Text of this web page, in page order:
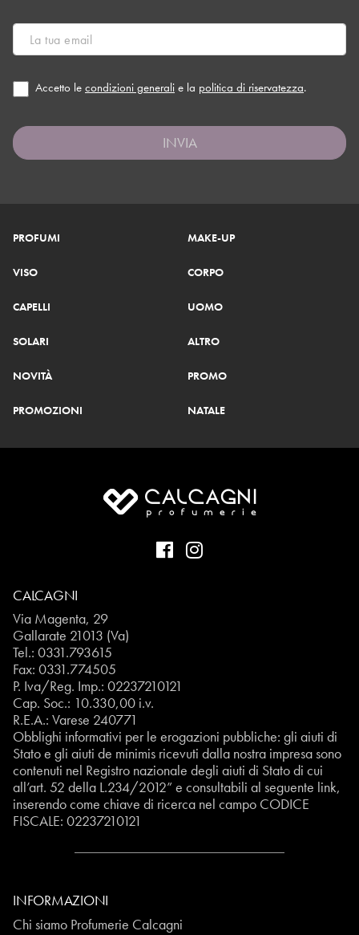
Accetto le condizioni generali e la politica di riservatezza.
INVIA
PROFUMI MAKE-UP
VISO CORPO
CAPELLI UOMO
SOLARI ALTRO
NOVITÀ PROMO
PROMOZIONI NATALE
CALCAGNI
Via Magenta, 29
Gallarate 21013 (Va)
Tel.: 0331.793615
Fax: 0331.774505
P. Iva/Reg. Imp.: 02237210121
Cap. Soc.: 10.330,00 i.v.
R.E.A.: Varese 240771
Obblighi informativi per le erogazioni pubbliche: gli aiuti di
Stato e gli aiuti de minimis ricevuti dalla nostra impresa sono
contenuti nel Registro nazionale degli aiuti di Stato di cui
all’art. 52 della L.234/2012” e consultabili al seguente link,
inserendo come chiave di ricerca nel campo CODICE
FISCALE: 02237210121
INFORMAZIONI
Chi siamo Profumerie Calcagni